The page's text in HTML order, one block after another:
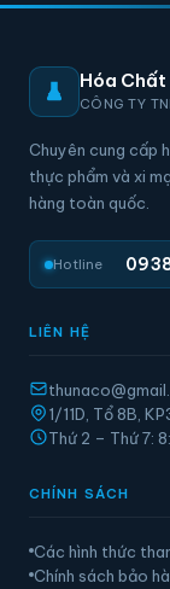
Hóa Chất
CÔNG TY
Chuyên cung cấp
thực phẩm và xi
hàng toàn quốc.
Hotline
LIÊN HỆ
1/11D, Tổ 8B,
Thứ 2 – Thứ 7:
CHÍNH SÁCH
Các hình thức
Chính sách bảo